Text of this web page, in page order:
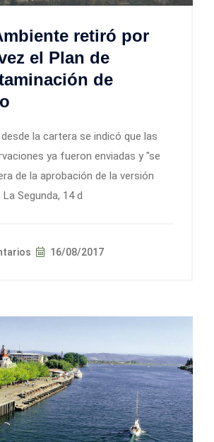
retiró por
el Plan de
de
la cartera se indicó que las
ya fueron enviadas y "se
de la aprobación de la versión
Segunda, 14 d
16/08/2017